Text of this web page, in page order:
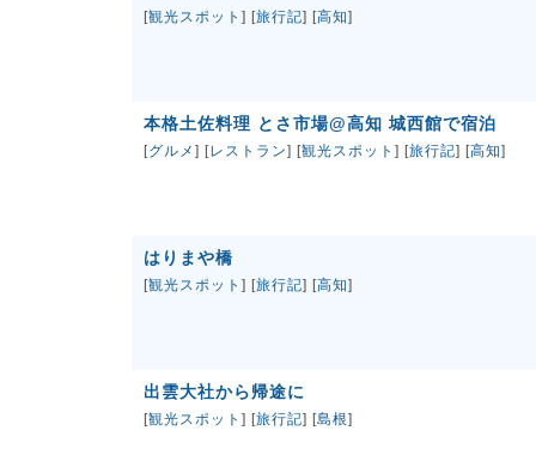
[観光スポット ] [旅行記] [高知]
本格土佐料理 とさ市場@高知 城西館で宿泊
[グルメ ] [レストラン] [観光スポット ] [旅行記] [高知]
はりまや橋
[観光スポット ] [旅行記] [高知]
出雲大社から帰途に
[観光スポット ] [旅行記] [島根]